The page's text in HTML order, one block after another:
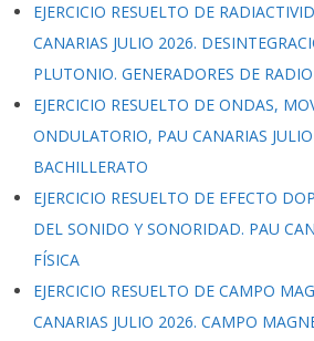
EJERCICIO RESUELTO DE
CANARIAS JULIO 2026.
PLUTONIO. GENERADORES DE
EJERCICIO RESUELTO DE ONDAS,
ONDULATORIO, PAU CANARIAS
BACHILLERATO
EJERCICIO RESUELTO DE EFECTO
DEL SONIDO Y SONORIDAD. PAU
FÍSICA
EJERCICIO RESUELTO DE CAMPO
CANARIAS JULIO 2026. CAMPO